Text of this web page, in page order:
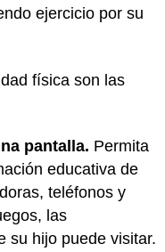
ejercicio por su
física son las
pantalla. Permita
educativa de
teléfonos y
las
su hijo puede visitar.